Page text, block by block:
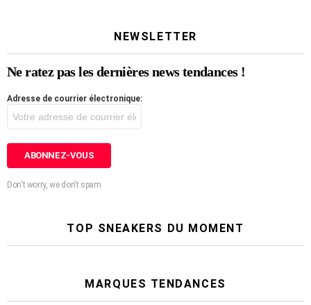
NEWSLETTER
Ne ratez pas les dernières news tendances !
Adresse de courrier électronique:
Don't worry, we don't spam
TOP SNEAKERS DU MOMENT
MARQUES TENDANCES